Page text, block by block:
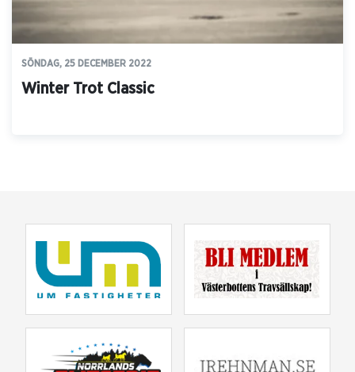
SÖNDAG, 25 DECEMBER 2022
Winter Trot Classic